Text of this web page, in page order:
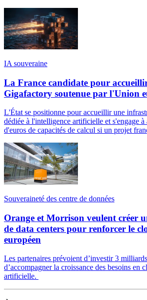
IA souveraine
La France candidate pour
Gigafactory soutenue par l'Union
L'État se positionne pour accueillir une
dédiée à l'intelligence artificielle et s'engage
d'euros de capacités de calcul si un projet
Souveraineté des centre de données
Orange et Morrison veulent créer
de data centers pour renforcer le
européen
Les partenaires prévoient d’investir 3
d’accompagner la croissance des besoins en
artificielle.